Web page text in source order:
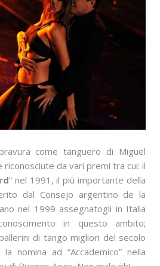
come tanguero di Miguel
da vari premi tra cui: il
” nel 1991, il più importante della
dal Consejo argentino de la
nel 1999 assegnatogli in Italia
in questo ambito;
di tango migliori del secolo
nomina ad “Accademico” nella